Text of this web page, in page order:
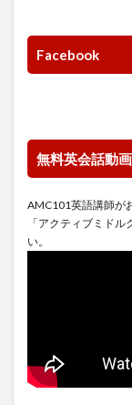
Facebook
無料英会話動
AMC101英語講師が
「アクティブミド
い。